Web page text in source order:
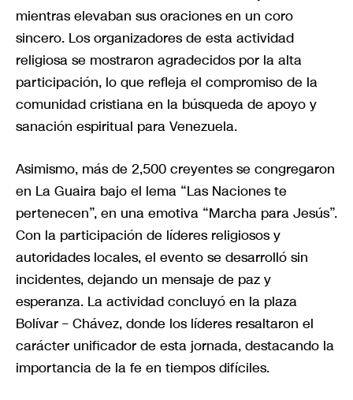
mientras elevaban sus oraciones en un coro
sincero. Los organizadores de esta actividad
religiosa se mostraron agradecidos por la alta
participación, lo que refleja el compromiso de la
comunidad cristiana en la búsqueda de apoyo y
sanación espiritual para Venezuela.
Asimismo, más de 2,500 creyentes se congregaron
en La Guaira bajo el lema “Las Naciones te
pertenecen”, en una emotiva “Marcha para Jesús”.
Con la participación de líderes religiosos y
autoridades locales, el evento se desarrolló sin
incidentes, dejando un mensaje de paz y
esperanza. La actividad concluyó en la plaza
Bolívar – Chávez, donde los líderes resaltaron el
carácter unificador de esta jornada, destacando la
importancia de la fe en tiempos difíciles.